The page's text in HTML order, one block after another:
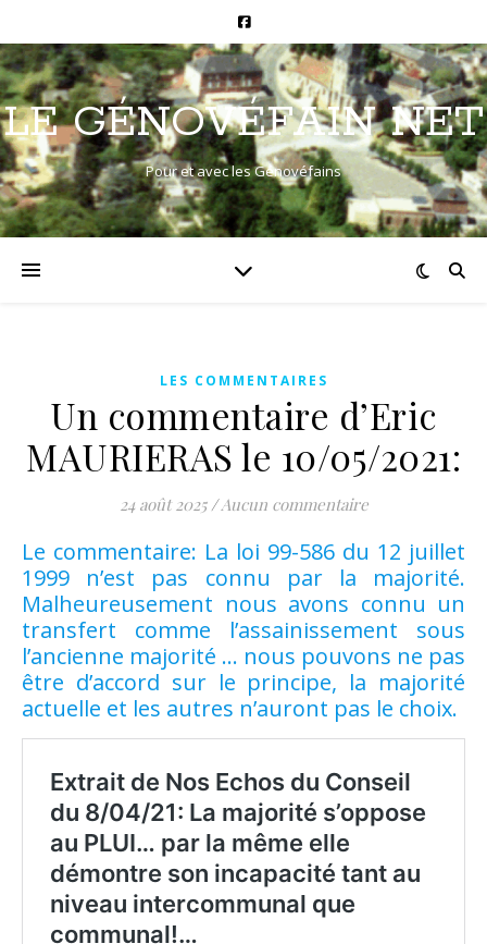
LE GÉNOVÉFAIN NET
Pour et avec les Génovéfains
LES COMMENTAIRES
Un commentaire d’Eric
MAURIERAS le 10/05/2021:
24 août 2025 /Aucun commentaire
Le commentaire: La loi 99-586 du 12 juillet
1999 n’est pas connu par la majorité.
Malheureusement nous avons connu un
transfert comme l’assainissement sous
l’ancienne majorité … nous pouvons ne pas
être d’accord sur le principe, la majorité
actuelle et les autres n’auront pas le choix.